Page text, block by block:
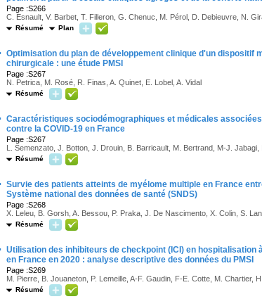
Page :S266
C. Esnault, V. Barbet, T. Filleron, G. Chenuc, M. Pérol, D. Debieuvre, N.
Résumé Plan
Optimisation du plan de développement clinique d'un dispositif
chirurgicale : une étude PMSI
Page :S267
N. Petrica, M. Rosé, R. Finas, A. Quinet, E. Lobel, A. Vidal
Résumé
Caractéristiques sociodémographiques et médicales
contre la COVID-19 en France
Page :S267
L. Semenzato, J. Botton, J. Drouin, B. Barricault, M. Bertrand, M-J.
Résumé
Survie des patients atteints de myélome multiple en France
Système national des données de santé (SNDS)
Page :S268
X. Leleu, B. Gorsh, A. Bessou, P. Praka, J. De Nascimento, X. Colin, S.
Résumé
Utilisation des inhibiteurs de checkpoint (ICI) en
en France en 2020 : analyse descriptive des données du PMSI
Page :S269
M. Pierre, B. Jouaneton, P. Lemeille, A-F. Gaudin, F-E. Cotte, M. Chartier,
Résumé